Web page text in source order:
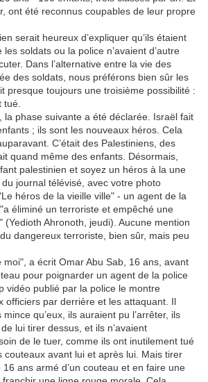
ont été reconnus coupables de leur propre
serait heureux d’expliquer qu’ils étaient
soldats ou la police n’avaient d’autre
Dans l’alternative entre la vie des
des soldats, nous préférons bien sûr les
presque toujours une troisième possibilité :
la phase suivante a été déclarée. Israël fait
; ils sont les nouveaux héros. Cela
C’était des Palestiniens, des
quand même des enfants. Désormais,
palestinien et soyez un héros à la une
journal télévisé, avec votre photo
héros de la vieille ville" - un agent de la
éliminé un terroriste et empêché une
(Yedioth Ahronoth, jeudi). Aucune mention
dangereux terroriste, bien sûr, mais peu
moi", a écrit Omar Abu Sab, 16 ans, avant
pour poignarder un agent de la police
vidéo publié par la police le montre
officiers par derrière et les attaquant. Il
qu’eux, ils auraient pu l’arrêter, ils
lui tirer dessus, et ils n’avaient
de le tuer, comme ils ont inutilement tué
couteaux avant lui et après lui. Mais tirer
ans armé d’un couteau et en faire une